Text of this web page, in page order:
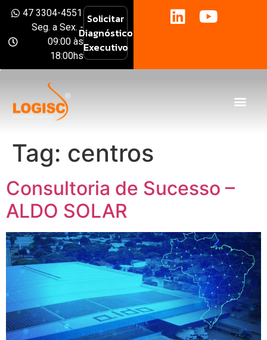
47 3304-4551
Seg. a Sex. -
09:00 às
18:00hs
Solicitar
Diagnóstico
Executivo
Tag: centros
Consultoria de Sucesso –
ALDO SOLAR